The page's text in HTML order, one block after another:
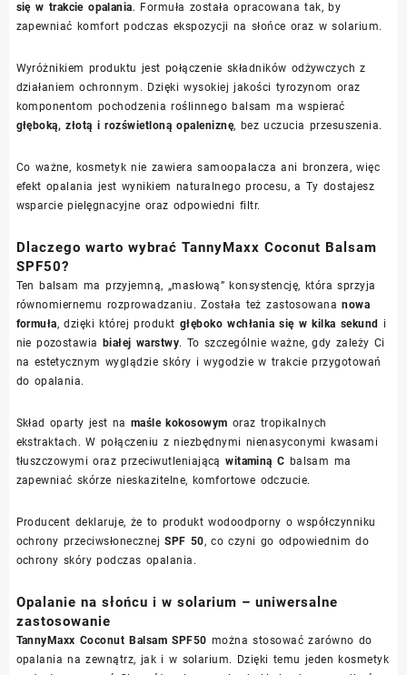
się w trakcie opalania. Formuła została opracowana tak, by
zapewniać komfort podczas ekspozycji na słońce oraz w solarium.
Wyróżnikiem produktu jest połączenie składników odżywczych z
działaniem ochronnym. Dzięki wysokiej jakości tyrozynom oraz
komponentom pochodzenia roślinnego balsam ma wspierać
głęboką, złotą i rozświetloną opaleniznę, bez uczucia przesuszenia.
Co ważne, kosmetyk nie zawiera samoopalacza ani bronzera, więc
efekt opalania jest wynikiem naturalnego procesu, a Ty dostajesz
wsparcie pielęgnacyjne oraz odpowiedni filtr.
Dlaczego warto wybrać TannyMaxx Coconut Balsam
SPF50?
Ten balsam ma przyjemną, „masłową” konsystencję, która sprzyja
równomiernemu rozprowadzaniu. Została też zastosowananowa
formuła, dzięki której produkt głęboko wchłania się w kilka sekund
i
nie pozostawia
białej warstwy. To szczególnie ważne, gdy zależy Ci
na estetycznym wyglądzie skóry i wygodzie w trakcie przygotowań
do opalania.
Skład oparty jest na maśle kokosowym oraz tropikalnych
ekstraktach. W połączeniu z niezbędnymi nienasyconymi kwasami
tłuszczowymi oraz przeciwutleniającąwitaminą C balsam ma
zapewniać skórze nieskazitelne, komfortowe odczucie.
Producent deklaruje, że to produkt wodoodporny o współczynniku
ochrony przeciwsłonecznejSPF 50, co czyni go odpowiednim do
ochrony skóry podczas opalania.
Opalanie na słońcu i w solarium – uniwersalne
zastosowanie
TannyMaxx Coconut Balsam SPF50 można stosować zarówno do
opalania na zewnątrz, jak i w solarium. Dzięki temu jeden kosmetyk